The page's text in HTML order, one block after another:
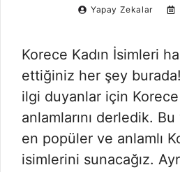
Yapay Zekalar
Korece Kadın İsimleri
ettiğiniz her şey
ilgi duyanlar için
anlamlarını derledik. Bu
en popüler ve anlamlı
isimlerini sunacağız.